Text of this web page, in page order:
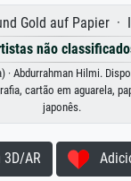
Gold auf Papier ·
não
· Abdurrahman Hilmi.
cartão em aguarela,
japonês.
AR